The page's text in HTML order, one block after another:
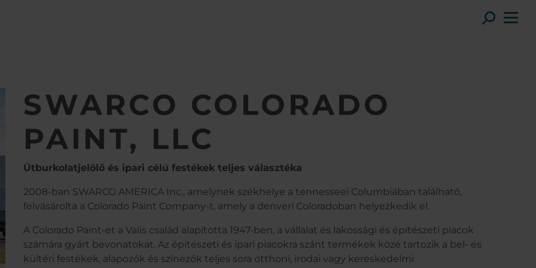
SWARCO COLORADO
PAINT, LLC
Útburkolatjelölő és ipari célú festékek teljes választéka
2008-ban SWARCO AMERICA Inc., amelynek székhelye a tennesseei Columbiában található,
felvásárolta a Colorado Paint Company-t, amely a denveri Coloradoban helyezkedik el.
A Colorado Paint-et a Valis család alapította 1947-ben, a vállalat és lakossági és építészeti piacok
számára gyárt bevonatokat. Az építészeti és ipari piacokra szánt termékek közé tartozik a bel- és
kültéri festékek, alapozók és színezők teljes sora otthoni, irodai vagy kereskedelmi